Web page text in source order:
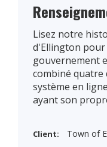
Lisez notre
d'Ellington pour
gouvernement
combiné quatre
système en
ayant son
Client: Town of